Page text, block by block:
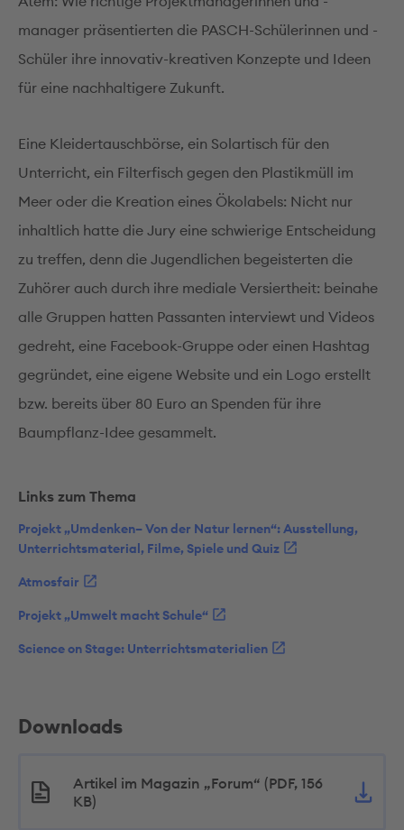
manager präsentierten die PASCH-Schülerinnen und -
Schüler ihre innovativ-kreativen Konzepte und Ideen
für eine nachhaltigere Zukunft.
Eine Kleidertauschbörse, ein Solartisch für den
Unterricht, ein Filterfisch gegen den Plastikmüll im
Meer oder die Kreation eines Ökolabels: Nicht nur
inhaltlich hatte die Jury eine schwierige Entscheidung
zu treffen, denn die Jugendlichen begeisterten die
Zuhörer auch durch ihre mediale Versiertheit: beinahe
alle Gruppen hatten Passanten interviewt und Videos
gedreht, eine Facebook-Gruppe oder einen Hashtag
gegründet, eine eigene Website und ein Logo erstellt
bzw. bereits über 80 Euro an Spenden für ihre
Baumpflanz-Idee gesammelt.
Links zum Thema
Projekt „Umdenken– Von der Natur lernen“: Ausstellung,
Unterrichtsmaterial, Filme, Spiele und Quiz
Atmosfair
Projekt „Umwelt macht Schule“
Science on Stage: Unterrichtsmaterialien
Downloads
Artikel im Magazin „Forum“ (PDF, 156
KB)